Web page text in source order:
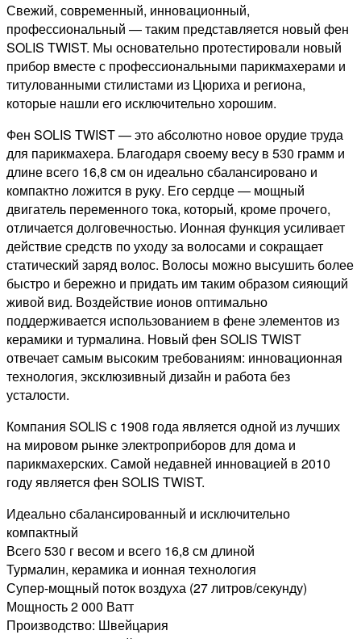
Свежий, современный, инновационный,
профессиональный — таким представляется новый фен
SOLIS TWIST. Мы основательно протестировали новый
прибор вместе с профессиональными парикмахерами и
титулованными стилистами из Цюриха и региона,
которые нашли его исключительно хорошим.
Фен SOLIS TWIST — это абсолютно новое орудие труда
для парикмахера. Благодаря своему весу в 530 грамм и
длине всего 16,8 см он идеально сбалансировано и
компактно ложится в руку. Его сердце — мощный
двигатель переменного тока, который, кроме прочего,
отличается долговечностью. Ионная функция усиливает
действие средств по уходу за волосами и сокращает
статический заряд волос. Волосы можно высушить более
быстро и бережно и придать им таким образом сияющий
живой вид. Воздействие ионов оптимально
поддерживается использованием в фене элементов из
керамики и турмалина. Новый фен SOLIS TWIST
отвечает самым высоким требованиям: инновационная
технология, эксклюзивный дизайн и работа без
усталости.
Компания SOLIS с 1908 года является одной из лучших
на мировом рынке электроприборов для дома и
парикмахерских. Самой недавней инновацией в 2010
году является фен SOLIS TWIST.
Идеально сбалансированный и исключительно
компактный
Всего 530 г весом и всего 16,8 см длиной
Турмалин, керамика и ионная технология
Супер-мощный поток воздуха (27 литров/секунду)
Мощность 2 000 Ватт
Производство: Швейцария